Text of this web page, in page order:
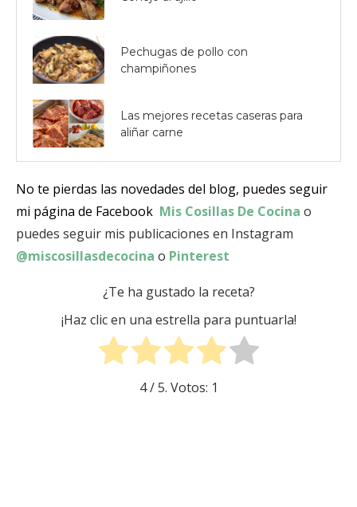
Pechugas de pollo con
champiñones
Las mejores recetas caseras para
aliñar carne
No te pierdas las novedades del blog, puedes seguir
mi página de Facebook Mis Cosillas De Cocina o
puedes seguir mis publicaciones en Instagram
@miscosillasdecocina o Pinterest
¿Te ha gustado la receta?
¡Haz clic en una estrella para puntuarla!
4/ 5. Votos: 1